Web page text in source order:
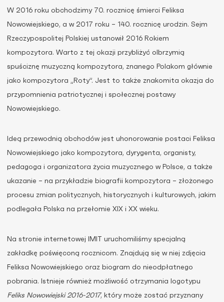
W 2016 roku obchodzimy 70. rocznicę śmierci Feliksa
Nowowiejskiego, a w 2017 roku – 140. rocznicę urodzin. Sejm
Rzeczypospolitej Polskiej ustanowił 2016 Rokiem
kompozytora. Warto z tej okazji przybliżyć olbrzymią
spuściznę muzyczną kompozytora, znanego Polakom głównie
jako kompozytora „Roty”. Jest to także znakomita okazja do
przypomnienia patriotycznej i społecznej postawy
Nowowiejskiego.
Ideą przewodnią obchodów jest uhonorowanie postaci Feliksa
Nowowiejskiego jako kompozytora, dyrygenta, organisty,
pedagoga i organizatora życia muzycznego w Polsce, a także
ukazanie – na przykładzie biografii kompozytora – złożonego
procesu zmian politycznych, historycznych i kulturowych, jakim
podlegała Polska na przełomie XIX i XX wieku.
Na stronie internetowej IMIT uruchomiliśmy specjalną
zakładkę poświęconą rocznicom. Znajdują się w niej zdjęcia
Feliksa Nowowiejskiego oraz biogram do nieodpłatnego
pobrania. Istnieje również możliwość otrzymania logotypu
Feliks Nowowiejski 2016-2017, który może zostać przyznany